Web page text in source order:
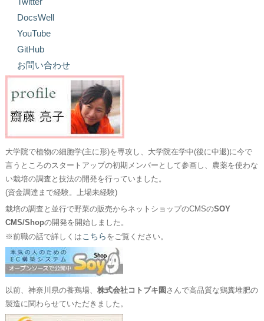
DocsWell
YouTube
GitHub
お問い合わせ
大学院で植物の細胞学(主に形)を専攻し、大学院在学中(後に中退)に今で
言うところのスタートアップの初期メンバーとして参画し、農薬を使わな
い栽培の調査と技法の開発を行っていました。
(資金調達まで経験。上場未経験)
栽培の調査と並行で野菜の販売からネットショップのCMSのSOY
CMS/Shopの開発を開始しました。
※前職の話で詳しくはこちら をご覧ください。
以前、神奈川県の養鶏場、 株式会社コトブキ園 さんで高品質な鶏糞堆肥の
製造に関わらせていただきました。